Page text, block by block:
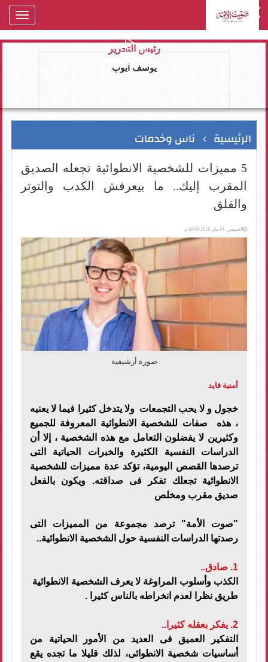
رئيس التحرير
يوسف ايوب
الرئيسية ناس وخدمات
5 مميزات للشخصية الانطوائية تجعله الصديق
المقرب إليك.. ما بيعرفش الكدب والتوتر
والقلق
الخميس، 04 يناير 2018 03:00 م
صورة أرشيفية
أمنية فايد
خجول و لا يحب التجمعات ولا يتدخل كثيرا فيما لا يعنيه
، هذه صفات للشخصية الانطوائية المعروفة للجميع
وكثيرين لا يفضلون التعامل مع هذه الشخصية ، إلا أن
الدراسات النفسية الكثيرة والخبرات الحياتية التى
ترصدها القصص اليومية، تؤكد عدة مميزات للشخصية
الانطوائية تجعلك تفكر فى صداقته. ويكون بالفعل
صديق مقرب ومخلص
"صوت الأمة" ترصد مجموعة من المميزات التى
رصدتها الدراسات النفسية حول الشخصية الانطوائية..
1. صادق..
الكذب وأسلوب المراوغة لا يعرف الشخصية الانطوائية
طريق نظرا لعدم انخراطه بالناس كثيرا .
2. يفكر بعقله كثيرا..
التفكير العميق فى العديد من الأمور الحياتية من
أساسيات شخصية الانطوائى، لذلك قليلا ما تجده يقع